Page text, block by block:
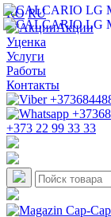
RO RU
Акции
Уценка
Услуги
Работы
Контакты
+373 22 99 33 33